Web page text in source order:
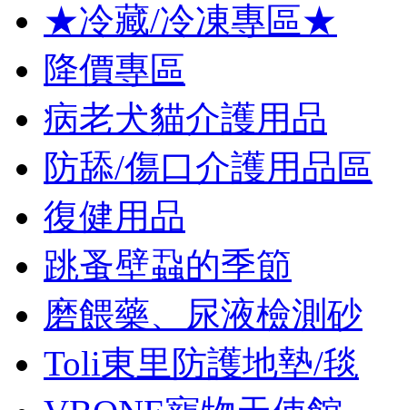
★冷藏/冷凍專區★
降價專區
病老犬貓介護用品
防舔/傷口介護用品區
復健用品
跳蚤壁蝨的季節
磨餵藥、尿液檢測砂
Toli東里防護地墊/毯